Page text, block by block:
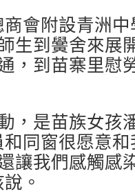
會附設青洲
生到黌舍來展
，到苗寨里慰
，是苗族女孩
同窗很愿意
讓我們感觸感
。